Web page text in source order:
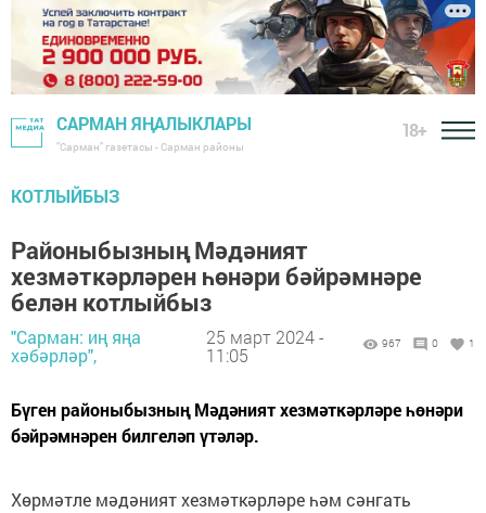
САРМАН ЯҢАЛЫКЛАРЫ
"Сарман" газетасы - Сарман районы
18+
КОТЛЫЙБЫЗ
Районыбызның Мәдәният
хезмәткәрләрен һөнәри бәйрәмнәре
белән котлыйбыз
"Сарман: иң яңа
хәбәрләр",
25 март 2024 -
11:05
967 0 1
Бүген районыбызның Мәдәният хезмәткәрләре һөнәри
бәйрәмнәрен билгеләп үтәләр.
Хөрмәтле мәдәният хезмәткәрләре һәм сәнгать